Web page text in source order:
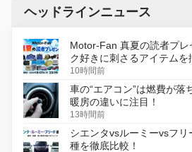
ヘッドラインニュース
Motor-Fan 真夏の読者プレ
ク好きに刺さるアイテムを
10時間前
車の“エアコン”は燃費が落
暖房の違いに注目！
13時間前
シエンタvsルーミーvsフ
種を徹底比較！